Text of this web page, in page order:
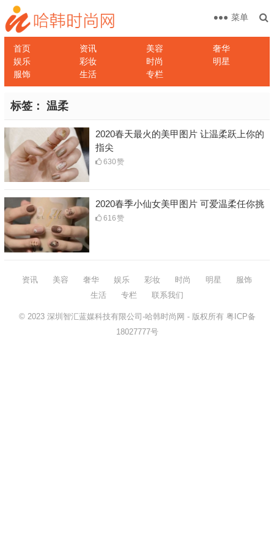
首页 资讯 美容
奢华
娱乐
彩妆 时尚
明星
服饰
生活 专栏
菜单
标签： 温柔
2020春天最火的美甲图片 让温柔跃上你的
指尖
630赞
2020春季小仙女美甲图片 可爱温柔任你挑
616赞
资讯 美容 奢华 娱乐 彩妆 时尚 明星
服饰
生活
专栏 联系我们
© 2023 深圳智汇蓝媒科技有限公司-哈韩时尚网 - 版权所有 粤ICP备
18027777号